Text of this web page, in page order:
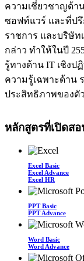
ความเชี่ยวชาญด้า
ซอฟท์แวร์ และที่ป
ราชการ และบริษั
กล่าว ทำให้ในปี
รู้ทางด้าน IT เชิงป
ความรู้เฉพาะด้าน
ประสิทธิภาพของตั
หลักสูตรที่เปิดส
Excel Basic
Excel Advance
Excel HR
PPT Basic
PPT Advance
Word Basic
Word Advance